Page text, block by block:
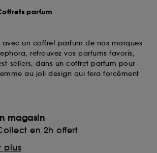
parfum
un coffret parfum de nos marques
retrouvez vos parfums favoris,
sellers, dans un coffret parfum pour
au joli design qui fera forcément
magasin
en 2h offert
plus